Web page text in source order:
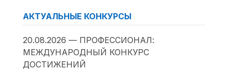
АКТУАЛЬНЫЕ КОНКУРСЫ
20.08.2026 — ПРОФЕССИОНАЛ:
МЕЖДУНАРОДНЫЙ КОНКУРС
ДОСТИЖЕНИЙ